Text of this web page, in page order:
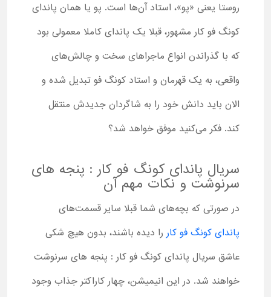
روستا یعنی «پو»، استاد آن‌ها است. پو یا همان پاندای
کونگ فو کار مشهور، قبلا یک پاندای کاملا معمولی بود
که با گذراندن انواع ماجراهای سخت و چالش‌های
واقعی، به یک قهرمان و استاد کونگ فو تبدیل شده و
الان باید دانش خود را به شاگردان جدیدش منتقل
کند. فکر می‌کنید موفق خواهد شد؟
سریال پاندای کونگ فو کار : پنجه های
سرنوشت و نکات مهم آن
در صورتی که بچه‌های شما قبلا سایر قسمت‌های
پاندای کونگ فو کار را دیده باشند، بدون هیچ شکی
عاشق سریال پاندای کونگ فو کار : پنجه های سرنوشت
خواهند شد. در این انیمیشن، چهار کاراکتر جذاب وجود